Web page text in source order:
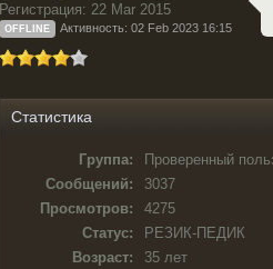
Регистрация: 22 Mar 2015
OFFLINE Активность: 02 Feb 2023 16:15
Статистика
Группа:
Проверенный
Сообщений:
3037
Просмотров:
4275
Статус:
РЕЗИК-ПЕДИК
Возраст:
35 лет